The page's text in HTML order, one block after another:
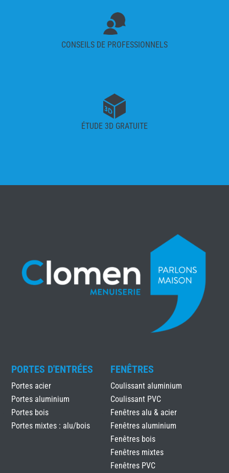
CONSEILS DE PROFESSIONNELS
ÉTUDE 3D GRATUITE
PORTES D'ENTRÉES
Portes acier
Portes aluminium
Portes bois
Portes mixtes : alu/bois
FENÊTRES
Coulissant aluminium
Coulissant PVC
Fenêtres alu & acier
Fenêtres aluminium
Fenêtres bois
Fenêtres mixtes
Fenêtres PVC